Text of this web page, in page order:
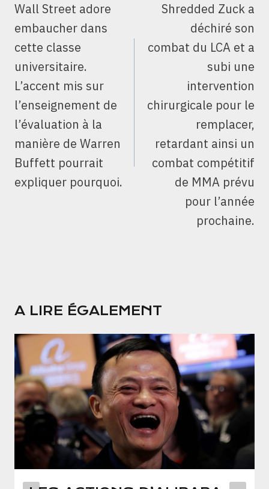
L’ARTICLE
Wall Street adore
embaucher dans
cette classe
universitaire.
L’accent mis sur
l’enseignement de
l’évaluation à la
manière de Warren
Buffett pourrait
expliquer pourquoi.
Shredded Zuck a
déchiré son
combat du LCA et a
subi une
intervention
chirurgicale pour le
remplacer,
retardant ainsi un
combat compétitif
de MMA prévu
pour l’année
prochaine.
A LIRE ÉGALEMENT